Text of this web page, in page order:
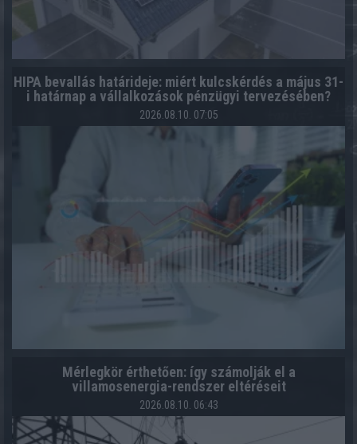
HIPA bevallás határideje: miért kulcskérdés a május 31-
i határnap a vállalkozások pénzügyi tervezésében?
2026.08.10. 07:05
Mérlegkör érthetően: így számolják el a
villamosenergia-rendszer eltéréseit
2026.08.10. 06:43